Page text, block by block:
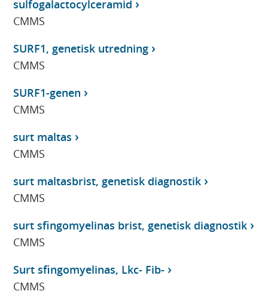
sulfogalactocylceramid
CMMS
SURF1, genetisk utredning
CMMS
SURF1-genen
CMMS
surt maltas
CMMS
surt maltasbrist, genetisk diagnostik
CMMS
surt sfingomyelinas brist, genetisk diagnostik
CMMS
Surt sfingomyelinas, Lkc- Fib-
CMMS